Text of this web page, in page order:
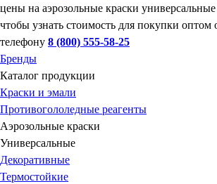
цены на аэрозольные краски
чтобы узнать стоимость для покупки оптом
телефону 8 (800) 555-58-25
Бренды
Каталог продукции
Краски и эмали
Противогололедные реагенты
Аэрозольные краски
Универсальные
Декоративные
Термостойкие